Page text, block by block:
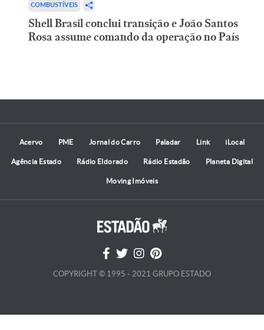
COMBUSTÍVEIS
Shell Brasil conclui transição e João Santos
Rosa assume comando da operação no País
Acervo PME Jornal do Carro Paladar Link iLocal
Agência Estado Rádio Eldorado Rádio Estadão Planeta Digital
Moving Imóveis
COPYRIGHT © 1995 - 2021 GRUPO ESTADO